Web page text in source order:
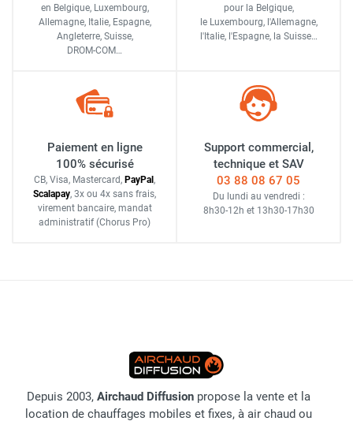
en Belgique, Luxembourg,
Allemagne, Italie, Espagne,
Angleterre, Suisse,
DROM-COM…
pour la Belgique,
le Luxembourg, l'Allemagne,
l'Italie, l'Espagne, la Suisse…
Paiement en ligne
100% sécurisé
CB, Visa, Mastercard, PayPal ,
Scalapay, 3x ou 4x sans frais,
virement bancaire, mandat
administratif (Chorus Pro)
Support commercial,
technique et SAV
03 88 08 67 05
Du lundi au vendredi :
8h30-12h et 13h30-17h30
Depuis 2003, Airchaud Diffusion propose la vente et la
location de chauffages mobiles et fixes, à air chaud ou